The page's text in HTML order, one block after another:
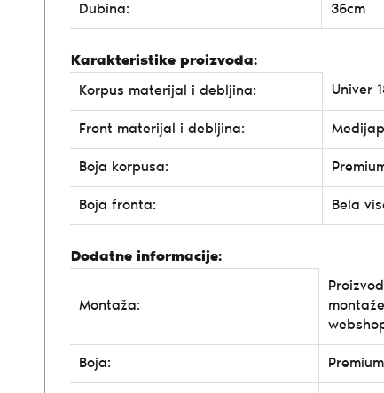
Dubina: 35cm
Karakteristike proizvoda:
Korpus materijal i debljina:
Univer
Front materijal i debljina:
Boja korpusa:
Boja fronta: Bela
Dodatne informacije:
Montaža:
Boja: